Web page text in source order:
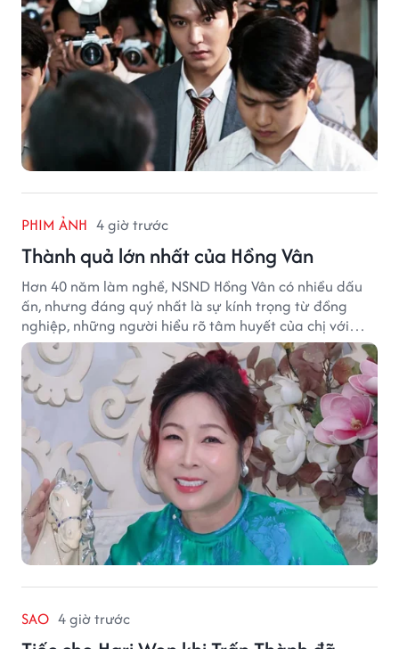
PHIM ẢNH 4 giờ trước
Thành quả lớn nhất của Hồng Vân
Hơn 40 năm làm nghề, NSND Hồng Vân có nhiều dấu
ấn, nhưng đáng quý nhất là sự kính trọng từ đồng
nghiệp, những người hiểu rõ tâm huyết của chị với
nghệ thuật.
SAO 4 giờ trước